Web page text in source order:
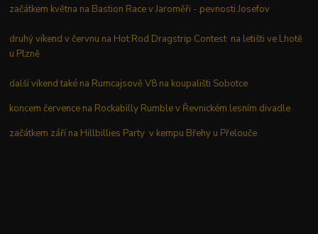
začátkem května na Bastion Race v Jaroměři - pevnosti Josefov
druhý víkend v červnu na Hot Rod Dragstrip Contest na letišti ve Lhotě
u Plzně
další víkend také na Rumcajsově V8 na koupališti Sobotce
koncem července na Rockabilly Rumble v Řevnickém lesním divadle
začátkem září na Hillbillies Party v kempu Břehy u Přelouče